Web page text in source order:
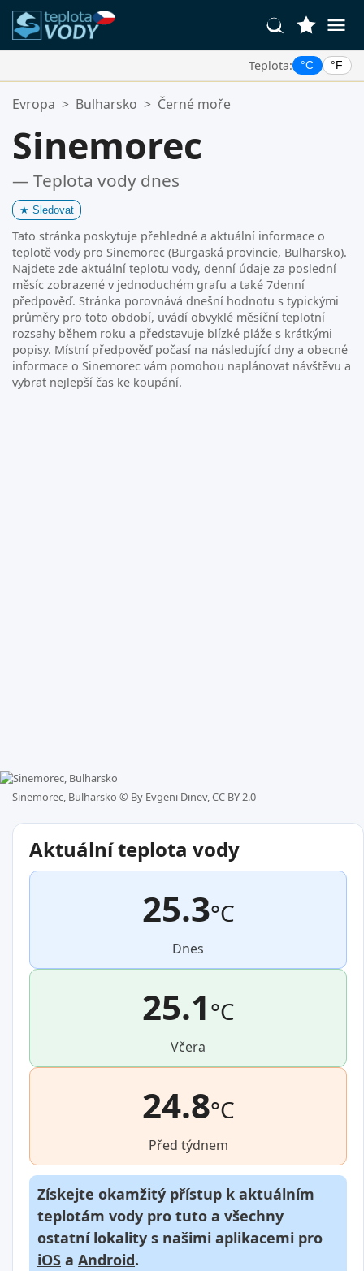
Teplota: °C °F
Vaše Oblíbené Lokality:
Evropa > Bulharsko > Černé moře
Sinemorec
— Teplota vody dnes
★ Sledovat
Tato stránka poskytuje přehledné a aktuální informace o
teplotě vody pro Sinemorec (Burgaská provincie, Bulharsko).
Najdete zde aktuální teplotu vody, denní údaje za poslední
měsíc zobrazené v jednoduchém grafu a také 7denní
předpověď. Stránka porovnává dnešní hodnotu s typickými
průměry pro toto období, uvádí obvyklé měsíční teplotní
rozsahy během roku a představuje blízké pláže s krátkými
popisy. Místní předpověď počasí na následující dny a obecné
informace o Sinemorec vám pomohou naplánovat návštěvu a
vybrat nejlepší čas ke koupání.
Sinemorec, Bulharsko © By Evgeni Dinev, CC BY 2.0
Aktuální teplota vody
25.3°C
Dnes
25.1°C
Včera
24.8°C
Před týdnem
Získejte okamžitý přístup k aktuálním
teplotám vody pro tuto a všechny
ostatní lokality s našimi aplikacemi pro
iOS a Android.